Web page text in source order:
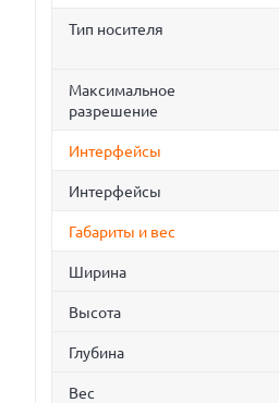
Тип носителя
Максимальное
разрешение
Интерфейсы
Интерфейсы
Габариты и вес
Ширина
Высота
Глубина
Вес